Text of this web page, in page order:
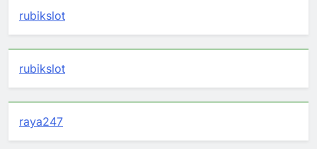
rubikslot
rubikslot
raya247